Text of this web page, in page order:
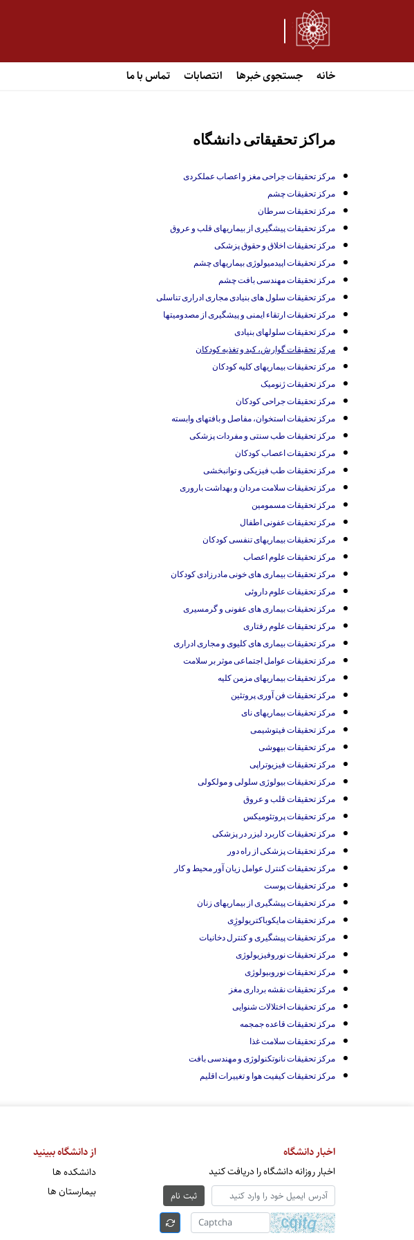
خانه جستجوی خبرها انتصابات تماس با ما
مراکز تحقیقاتی دانشگاه
مرکز تحقیقات جراحی مغز و اعصاب عملکردی
مرکز تحقیقات چشم
مرکز تحقیقات سرطان
مرکز تحقیقات پیشگیری از بیماریهای قلب و عروق
مرکز تحقیقات اخلاق و حقوق پزشکی
مرکز تحقیقات اپیدمیولوژی بیماریهای چشم
مرکز تحقیقات مهندسی بافت چشم
مرکز تحقیقات سلول های بنیادی مجاری ادراری تناسلی
مرکز تحقیقات ارتقاء ایمنی و پیشگیری از مصدومیتها
مرکز تحقیقات سلولهای بنیادی
مرکز تحقیقات گوارش، کبد و تغذیه کودکان
مرکز تحقیقات بیماریهای کلیه کودکان
مرکز تحقیقات ژنومیک
مرکز تحقیقات جراحی کودکان
مرکز تحقیقات استخوان، مفاصل و بافتهای وابسته
مرکز تحقیقات طب سنتی و مفردات پزشکی
مرکز تحقیقات اعصاب کودکان
مرکز تحقیقات طب فیزیکی و توانبخشی
مرکز تحقیقات سلامت مردان و بهداشت باروری
مرکز تحقیقات مسمومین
مرکز تحقیقات عفونی اطفال
مرکز تحقیقات بیماریهای تنفسی کودکان
مرکز تحقیقات علوم اعصاب
مرکز تحقیقات بیماری های خونی مادرزادی کودکان
مرکز تحقیقات علوم داروئی
مرکز تحقیقات بیماری های عفونی و گرمسیری
مرکز تحقیقات علوم رفتاری
مرکز تحقیقات بیماری های کلیوی و مجاری ادراری
مرکز تحقیقات عوامل اجتماعی موثر بر سلامت
مرکز تحقیقات بیماریهای مزمن کلیه
مرکز تحقیقات فن آوری پروتئین
مرکز تحقیقات بیماریهای نای
مرکز تحقیقات فیتوشیمی
مرکز تحقیقات بیهوشی
مرکز تحقیقات فیزیوتراپی
مرکز تحقیقات بیولوژی سلولی و مولکولی
مرکز تحقیقات قلب و عروق
مرکز تحقیقات پروتئومیکس
مرکز تحقیقات کاربرد لیزر در پزشکی
مرکز تحقیقات پزشکی از راه دور
مرکز تحقیقات کنترل عوامل زیان آور محیط و کار
مرکز تحقیقات پوست
مرکز تحقیقات پیشگیری از بیماریهای زنان
مرکز تحقیقات مایکوباکتریولوژِی
مرکز تحقیقات پیشگیری و کنترل دخانیات
مرکز تحقیقات نوروفیزیولوژی
مرکز تحقیقات نوروبیولوژی
مرکز تحقیقاتنقشه برداری مغز
مرکز تحقیقات اختلالات شنوایی
مرکز تحقیقات قاعده جمجمه
مرکز تحقیقات سلامت غذا
مرکز تحقیقات نانوتکنولوژی و مهندسی بافت
مرکز تحقیقات کیفیت هوا و تغییرات اقلیم
اخبار دانشگاه
اخبار روزانه دانشگاه را دریافت کنید
ثبت نام
از دانشگاه ببینید
دانشکده ها
بیمارستان ها